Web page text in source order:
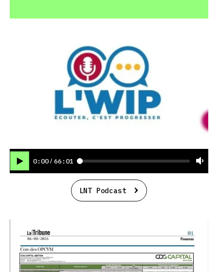
0:00 / 66:01
LNT Podcast